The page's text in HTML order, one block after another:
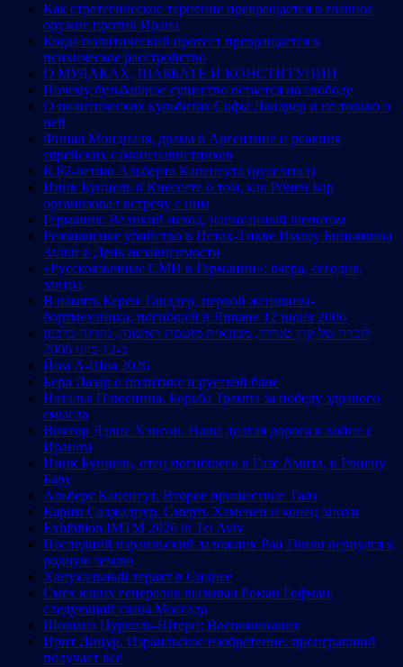
Как стратегическое терпение превращается в главное
оружие против Ирана
Когда политический протест превращается в
психическое расстройство
О МУДАКАХ, ШАББАТЕ И КОНСТИТУЦИИ
Почему бульбашное существо остается на свободе
О политических кульбитах Софы Ландвер и не только о
ней
Финал Мондиаля, драма в Аргентине и реакция
еврейских самоненавистников
К 82-летию Альберта Капенгута (русс/итал)
Ицик Бунцель в Кнессете о том, как Ронен Бар
организовал встречу с ним
Германия: Великий исход, написанный шепотом
Резонансное убийство в Петах-Тикве Иману Биньямина
Залки в День независимости
«Русскоязычные СМИ в Германии»: вчера, сегодня,
завтра
В память Керен Тандлер, первой женщины-
бортмеханика, погибшей в Ливане 12 июня 2006
לזכרה של קרן טנדלר, מכונאית מוטסת ראשונה, נהרגה בלבנון
ב-12 ביוני 2006
Йом А-Шоа 2026
Берл Лазар о политике и русской бане
Наталья Плюснина. Борьба Трампа за победу здравого
смысла
Виктор Дэвис Хэнсон. Наша долгая дорога к войне с
Ираном
Ицик Бунцель, отец погибшего в Газе Амита, к Ронену
Бару
Альберт Капенгут. Второе пришествие Таля
Карим Саджадпур. Смерть Хаменеи и конец эпохи
Exhibition IMTM 2026 in Tel Aviv
Последний израильский заложник Ран Гвили вернулся в
родную землю
Ханукальный теракт в Сиднее
Смех каких генералов вызывал Роман Гофман,
следующий глава Моссада
Шошана Цуриэль-Штерн: Воспоминания
Ирит Линур. Израильское изобретение: проигравший
получает всё